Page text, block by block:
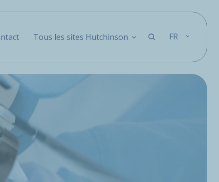
Tous les sites Hutchinson FR